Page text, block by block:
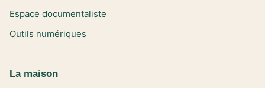
Espace documentaliste
Outils numériques
La maison